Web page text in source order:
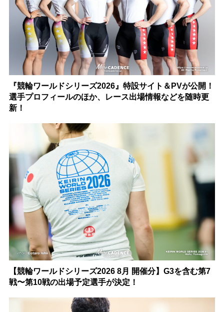
『競輪ワールドシリーズ2026』特設サイト＆PVが公開！
選手プロフィールのほか、レース出場情報などを随時更
新！
【競輪ワールドシリーズ2026 8月 開催分】G3を含む第7
戦〜第10戦の出場予定選手が決定！